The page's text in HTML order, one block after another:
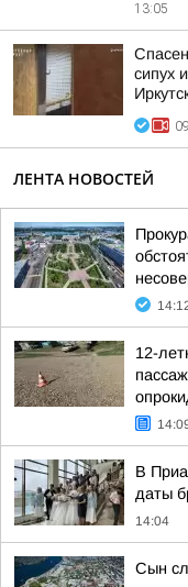
13:05
сипух
ЛЕНТА НОВОСТЕЙ
12-
В
даты
14:04
Сын